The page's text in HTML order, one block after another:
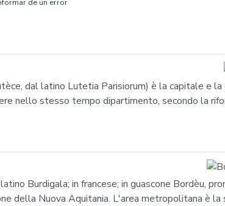
de un error
dal latino Lutetia Parisiorum) è la capitale e
nello stesso tempo dipartimento, secondo la
Burdigala; in francese; in guascone Bordèu,
della Nuova Aquitania. L'area metropolitana è la